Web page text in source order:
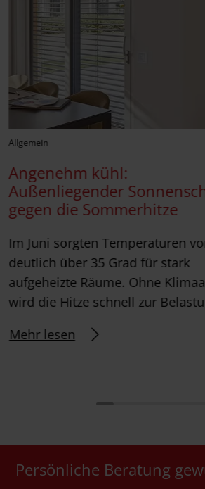
Allgemein
Angenehm kühl:
Außenliegender
gegen die Sommerhitze
Im Juni sorgten Temperaturen
deutlich über 35 Grad für stark
aufgeheizte Räume. Ohne
wird die Hitze schnell zur
Mehr lesen
Persönliche Beratung